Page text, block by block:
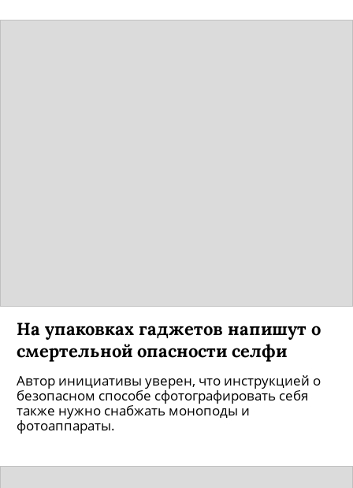
На упаковках гаджетов напишут о
смертельной опасности селфи
Автор инициативы уверен, что инструкцией о
безопасном способе сфотографировать себя
также нужно снабжать моноподы и
фотоаппараты.